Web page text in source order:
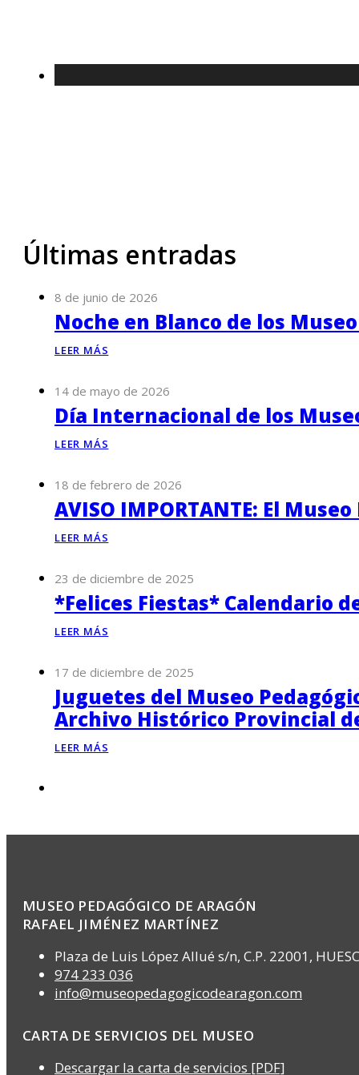
Últimas entradas
8 de junio de 2026
Noche en Blanco de los
LEER MÁS
14 de mayo de 2026
Día Internacional de los
LEER MÁS
18 de febrero de 2026
AVISO IMPORTANTE: El
LEER MÁS
23 de diciembre de 2025
*Felices Fiestas* Calendario
LEER MÁS
17 de diciembre de 2025
Juguetes del Museo
Archivo Histórico Provincial
LEER MÁS
MUSEO PEDAGÓGICO DE ARAGÓN
RAFAEL JIMÉNEZ MARTÍNEZ
Plaza de Luis López Allué s/n, C.P. 22001,
974 233 036
info@museopedagogicodearagon.com
CARTA DE SERVICIOS DEL MUSEO
Descargar la carta de servicios [PDF]